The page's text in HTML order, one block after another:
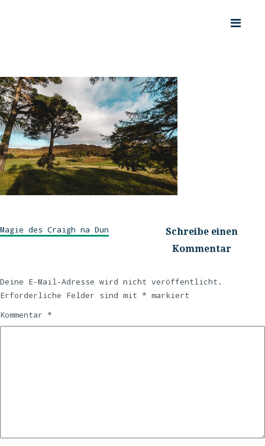
Magie des Craigh na Dun
Schreibe einen
Kommentar
Deine E-Mail-Adresse wird nicht veröffentlicht.
Erforderliche Felder sind mit * markiert
Kommentar *